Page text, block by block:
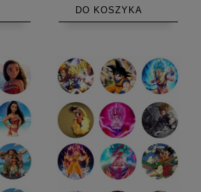
DO KOSZYKA